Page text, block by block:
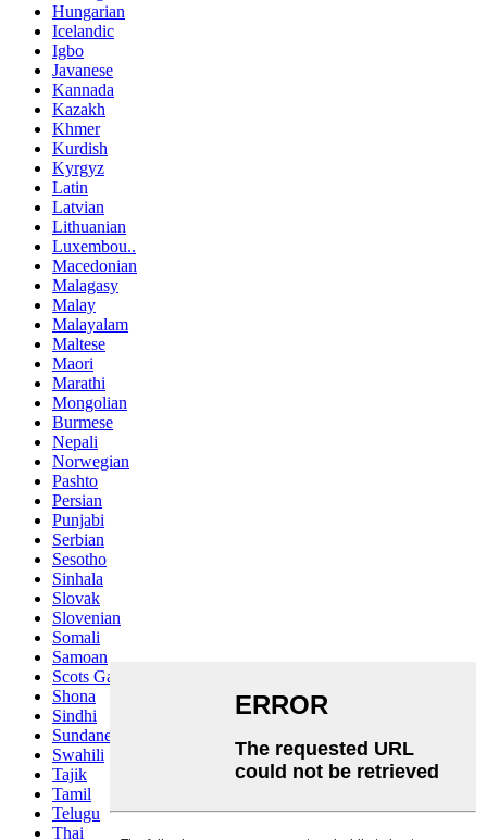
Hungarian
Icelandic
Igbo
Javanese
Kannada
Kazakh
Khmer
Kurdish
Kyrgyz
Latin
Latvian
Lithuanian
Luxembou..
Macedonian
Malagasy
Malay
Malayalam
Maltese
Maori
Marathi
Mongolian
Burmese
Nepali
Norwegian
Pashto
Persian
Punjabi
Serbian
Sesotho
Sinhala
Slovak
Slovenian
Somali
Samoan
Scots Gaelic
Shona
Sindhi
Sundanese
Swahili
Tajik
Tamil
Telugu
Thai